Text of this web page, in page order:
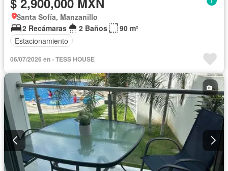
Santa Sofía, Manzanillo
2 Recámaras
2 Baños
90 m²
Estacionamiento
06/07/2026 en - TESS HOUSE